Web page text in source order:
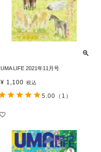
UMA LIFE 2021年11月号
¥ 1,100 税込
5.00 （1）